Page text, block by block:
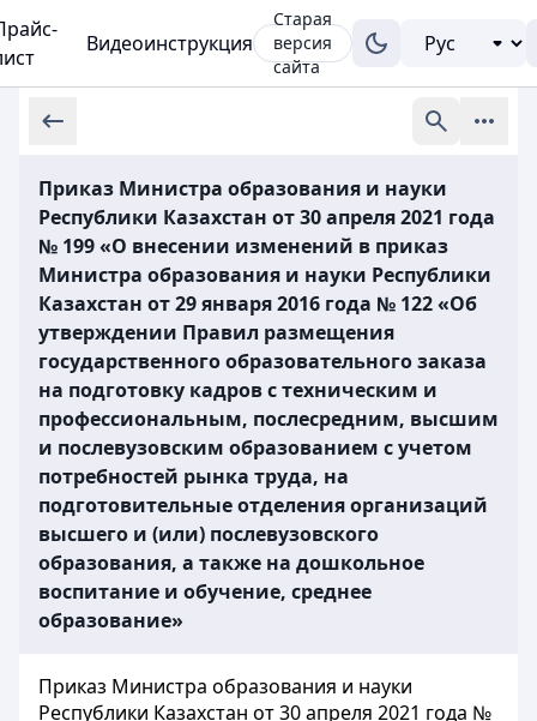
Видеоинструкция
Старая
версия
сайта
Приказ Министра образования и науки
Республики Казахстан от 30 апреля 2021 года
№ 199 «О внесении изменений в приказ
Министра образования и науки Республики
Казахстан от 29 января 2016 года № 122 «Об
утверждении Правил размещения
государственного образовательного заказа
на подготовку кадров с техническим и
профессиональным, послесредним, высшим
и послевузовским образованием с учетом
потребностей рынка труда, на
подготовительные отделения организаций
высшего и (или) послевузовского
образования, а также на дошкольное
воспитание и обучение, среднее
образование»
Приказ Министра образования и науки
Республики Казахстан от 30 апреля 2021 года №